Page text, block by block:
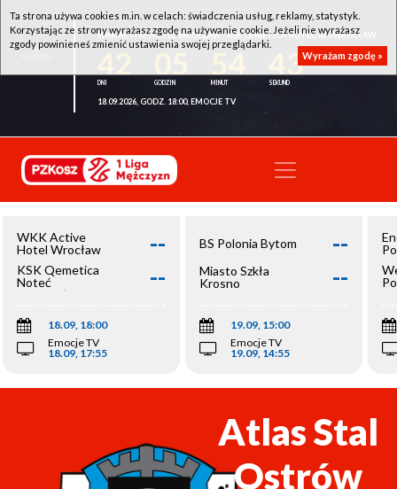
WKK ACTIVE HOTEL WROCŁAW - KSK QEMETICA NOTEĆ INOWROCŁAW
43
18.09.2026, GODZ. 18:00, EMOCJE TV
WKK Active
Hotel Wrocław
--
KSK Qemetica
Noteć
Inowrocław
--
18.09, 18:00
Emocje TV
18.09, 17:55
BS Polonia Bytom --
Miasto Szkła
Krosno
--
19.09, 15:00
Emocje TV
19.09, 14:55
Atlas Stal
Ostrów
Ta strona używa cookies m.in. w celach: świadczenia usług, reklamy, statystyk.
Korzystając ze strony wyrażasz zgodę na używanie cookie. Jeżeli nie wyrażasz
zgody powinieneś zmienić ustawienia swojej przeglądarki.
Wyrażam zgodę »